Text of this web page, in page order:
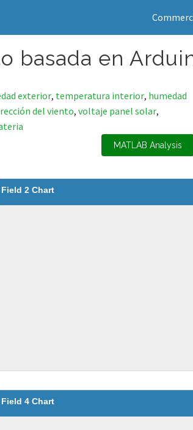
basada en
exterior, temperatura interior, humedad
del viento, voltaje panel solar,
MATLAB Analysis
Field 2 Chart
Field 4 Chart